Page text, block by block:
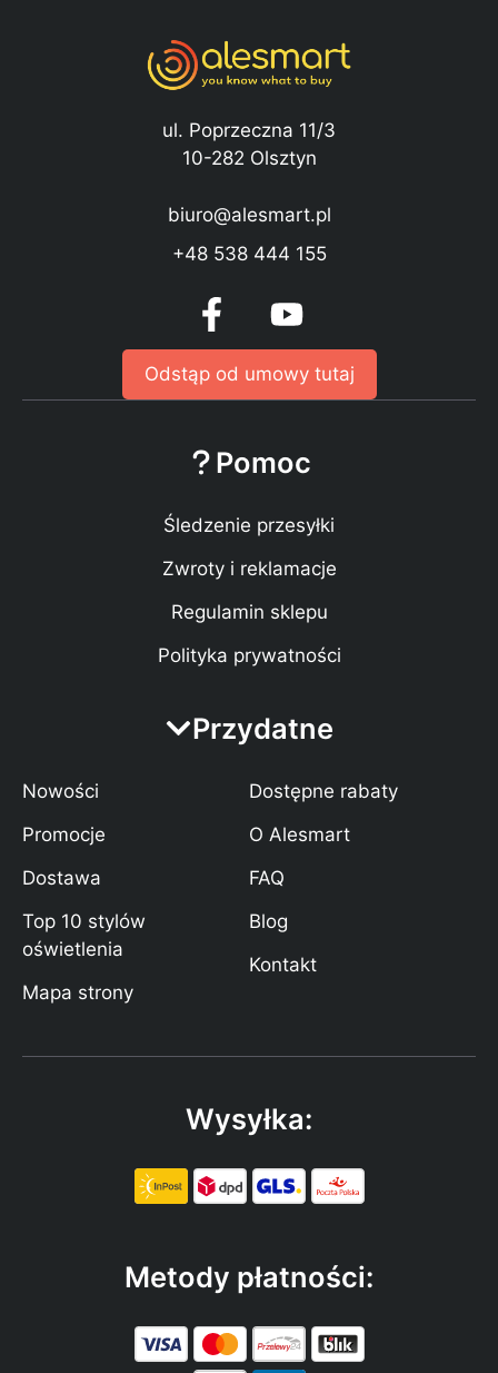
ul. Poprzeczna 11/3
10-282 Olsztyn
biuro@alesmart.pl
+48 538 444 155
Odstąp od umowy tutaj
Pomoc
Śledzenie przesyłki
Zwroty i reklamacje
Regulamin sklepu
Polityka prywatności
Przydatne
Nowości
Promocje
Dostawa
Top 10 stylów
oświetlenia
Mapa strony
Dostępne rabaty
O Alesmart
FAQ
Blog
Kontakt
Wysyłka:
Metody płatności: